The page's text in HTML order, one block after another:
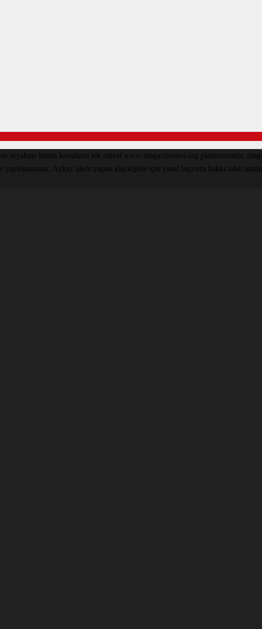
seyahate bütün konuların tek adresi www.magazinsitesi.org platformunda;
Aykırı işlem yapan kişi/kişiler için yasal başvuru hakkı saklı